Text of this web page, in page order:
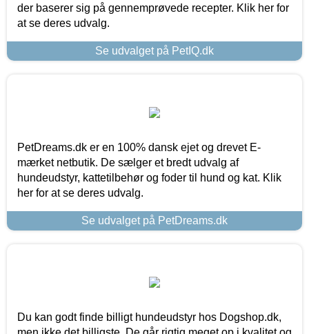
der baserer sig på gennemprøvede recepter. Klik her for
at se deres udvalg.
Se udvalget på PetIQ.dk
PetDreams.dk er en 100% dansk ejet og drevet E-
mærket netbutik. De sælger et bredt udvalg af
hundeudstyr, kattetilbehør og foder til hund og kat. Klik
her for at se deres udvalg.
Se udvalget på PetDreams.dk
Du kan godt finde billigt hundeudstyr hos Dogshop.dk,